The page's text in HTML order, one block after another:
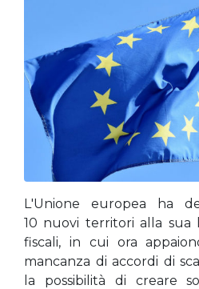
L'Unione europea ha
10 nuovi territori alla sua
fiscali, in cui ora
mancanza di accordi di
la possibilità di creare